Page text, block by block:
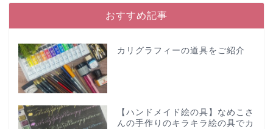
おすすめ記事
カリグラフィーの道具をご紹介
【ハンドメイド絵の具】なめこさ
んの手作りのキラキラ絵の具でカ